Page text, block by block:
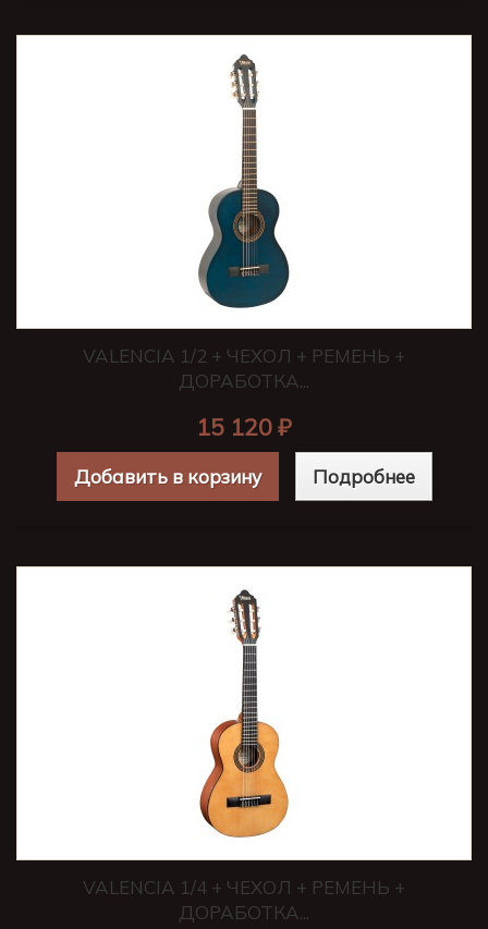
VALENCIA 1/2 + ЧЕХОЛ + РЕМЕНЬ +
ДОРАБОТКА...
15 120 ₽
Добавить в корзину Подробнее
VALENCIA 1/4 + ЧЕХОЛ + РЕМЕНЬ +
ДОРАБОТКА...